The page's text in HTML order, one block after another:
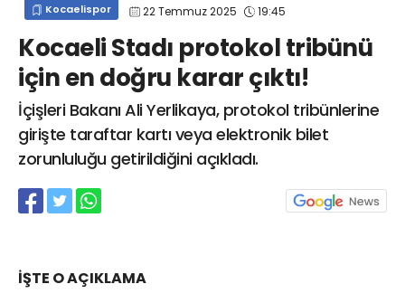
Kocaelispor 22 Temmuz 2025 19:45
Kocaeli Stadı protokol tribünü
için en doğru karar çıktı!
İçişleri Bakanı Ali Yerlikaya, protokol tribünlerine
girişte taraftar kartı veya elektronik bilet
zorunluluğu getirildiğini açıkladı.
İŞTE O AÇIKLAMA
info@spor41.com